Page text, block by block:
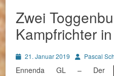
Zwei
Kampfrichter
Posted21. Januar 2019 AutorPascal
Ennenda GL – Der